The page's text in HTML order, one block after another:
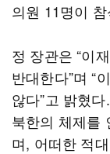
의원 11명이
정 장관은 “이
반대한다”며 “
않다”고 밝혔
북한의 체제를
며, 어떠한 적